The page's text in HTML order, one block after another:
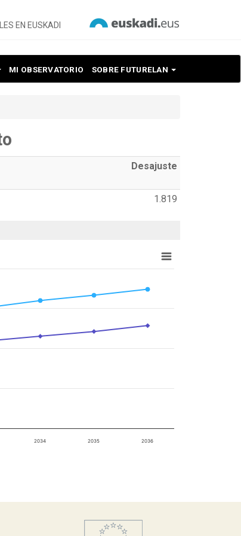
EN EUSKADI
MI OBSERVATORIO SOBRE FUTURELAN
Desajuste
1.819
2034 2035 2036